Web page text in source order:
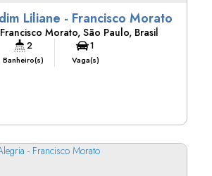
Casa em Jardim Liliane - Francisco Morato
Francisco Morato, São Paulo, Brasil
2
Banheiro(s)
1
Vaga(s)